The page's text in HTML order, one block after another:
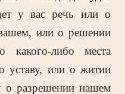
у вас речь или о
или о решении
какого-либо места
уставу, или о житии
о разрешении нашем